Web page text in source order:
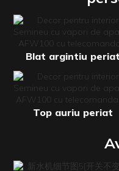
Blat argintiu periat
Top auriu periat